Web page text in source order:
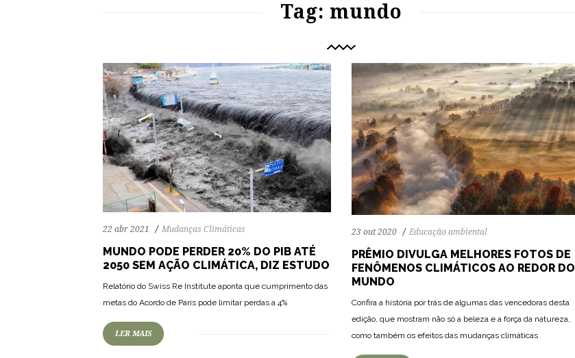
Tag: mundo
22 abr 2021 Mudanças Climáticas
MUNDO PODE PERDER 20% DO PIB ATÉ
2050 SEM AÇÃO CLIMÁTICA, DIZ ESTUDO
Relatório do Swiss Re Institute aponta que cumprimento das
metas do Acordo de Paris pode limitar perdas a 4%
LER MAIS
23 out 2020 Educação ambiental
PRÊMIO DIVULGA MELHORES FOTOS DE
FENÔMENOS CLIMÁTICOS AO REDOR DO
MUNDO
Confira a história por trás de algumas das vencedoras desta
edição, que mostram não só a beleza e a força da natureza,
como também os efeitos das mudanças climáticas